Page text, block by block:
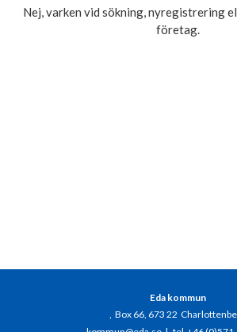
Nej, varken vid sökning, nyregistrering
företag.
Eda kommun
, Box 66, 673 22